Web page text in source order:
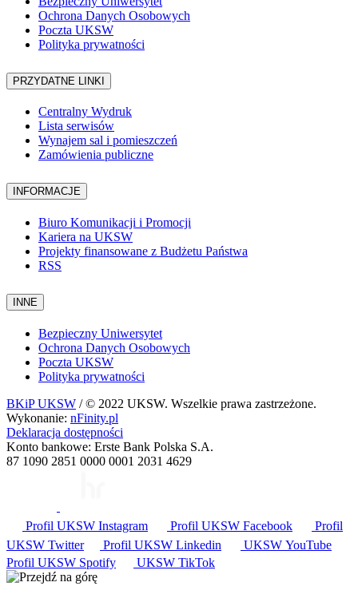
Ochrona Danych Osobowych
Poczta UKSW
Polityka prywatności
PRZYDATNE LINKI
Centralny Wydruk
Lista serwisów
Wynajem sal i pomieszczeń
Zamówienia publiczne
INFORMACJE
Biuro Komunikacji i Promocji
Kariera na UKSW
Projekty finansowane z Budżetu Państwa
RSS
INNE
Bezpieczny Uniwersytet
Ochrona Danych Osobowych
Poczta UKSW
Polityka prywatności
BKiP UKSW / © 2022 UKSW. Wszelkie prawa zastrzeżone.
Wykonanie: nFinity.pl
Deklaracja dostępności
Konto bankowe: Erste Bank Polska S.A.
87 1090 2851 0000 0001 2031 4629
Profil UKSW Instagram Profil UKSW Facebook
Profil
UKSW Twitter Profil UKSW Linkedin UKSW YouTube
Profil UKSW Spotify UKSW TikTok